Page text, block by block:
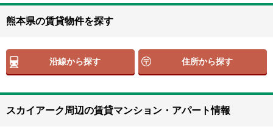
熊本県の賃貸物件を探す
沿線から探す 住所から探す
スカイアーク周辺の賃貸マンション・アパート情報